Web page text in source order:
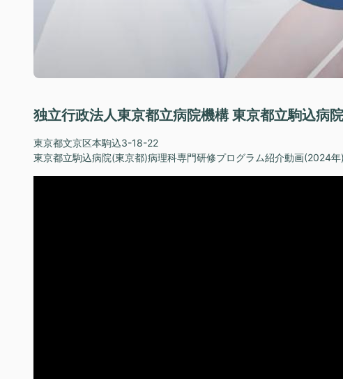
独立行政法人東京都立病院機構 東京都立駒込病院
東京都文京区本駒込3-18-22
東京都立駒込病院(東京都)病理科専門研修プログラム紹介動画(2024年)